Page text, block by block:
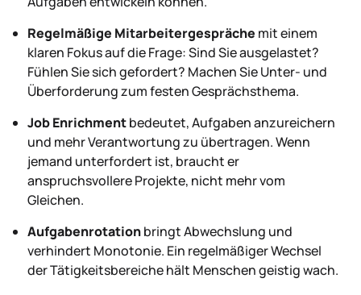
Regelmäßige Mitarbeitergespräche mit einem
klaren Fokus auf die Frage: Sind Sie ausgelastet?
Fühlen Sie sich gefordert? Machen Sie Unter- und
Überforderung zum festen Gesprächsthema.
Job Enrichmentbedeutet, Aufgaben anzureichern
und mehr Verantwortung zu übertragen. Wenn
jemand unterfordert ist, braucht er
anspruchsvollere Projekte, nicht mehr vom
Gleichen.
Aufgabenrotationbringt Abwechslung und
verhindert Monotonie. Ein regelmäßiger Wechsel
der Tätigkeitsbereiche hält Menschen geistig wach.